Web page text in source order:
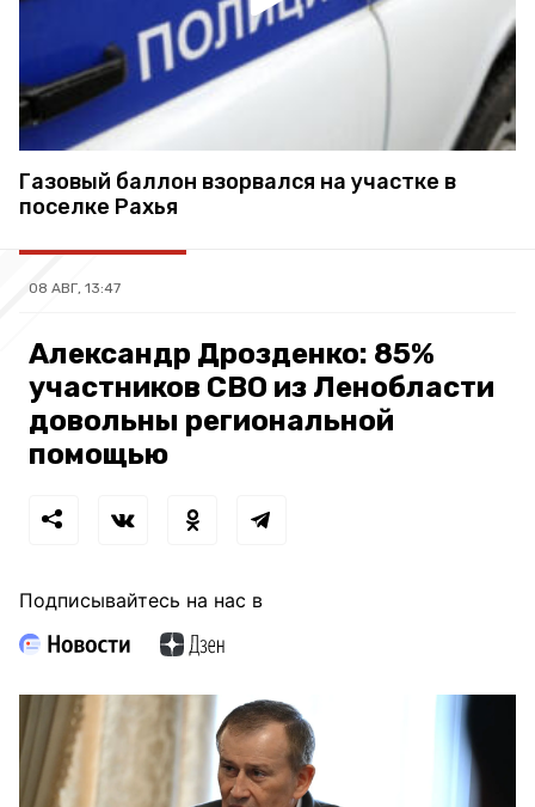
Газовый баллон взорвался на участке в
поселке Рахья
08 АВГ, 13:47
Александр Дрозденко: 85%
участников СВО из Ленобласти
довольны региональной
помощью
Подписывайтесь на нас в